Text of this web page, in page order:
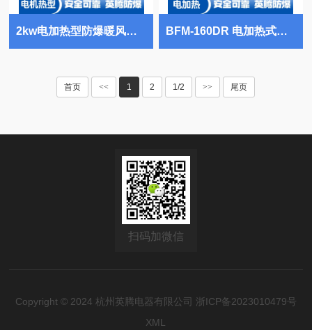
2kw电加热型防爆暖风机 **仓库使用 BFM-160DR 电加热式防爆风幕机 焦化车间使用
首页 << 1 2 1/2 >> 尾页
扫码加微信
Copyright © 2024 杭州英腾电器有限公司 浙ICP备2023010479号
XML